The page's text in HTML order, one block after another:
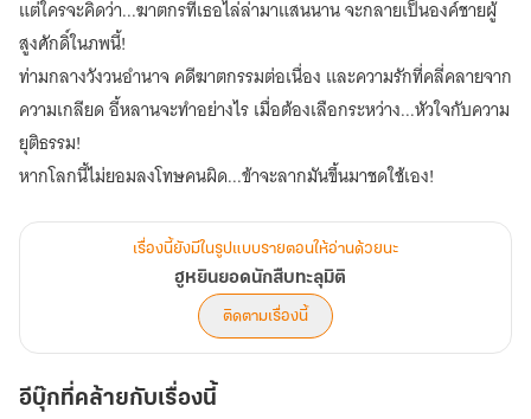
แต่ใครจะคิดว่า...ฆาตกรที่เธอไล่ล่ามาแสนนาน จะกลายเป็นองค์ชายผู้
สูงศักดิ์ในภพนี้!
ท่ามกลางวังวนอำนาจ คดีฆาตกรรมต่อเนื่อง และความรักที่คลี่คลายจาก
ความเกลียด อี้หลานจะทำอย่างไร เมื่อต้องเลือกระหว่าง...หัวใจกับความ
ยุติธรรม!
เรื่องนี้ยังมีในรูปแบบรายตอนให้อ่านด้วยนะ
ฮูหยินยอดนักสืบทะลุมิติ
ติดตามเรื่องนี้
อีบุ๊กที่คล้ายกับเรื่องนี้